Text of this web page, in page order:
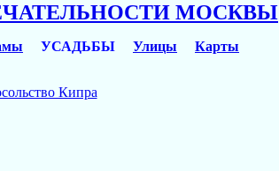
МОСКВЫ
УСАДЬБЫ Улицы Карты
Кипра